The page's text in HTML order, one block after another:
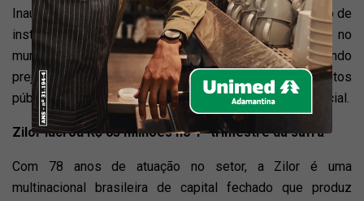
Inaugurada em 1979 durante o Proálcool, com o objetivo de
instalar uma destilaria autônoma de álcool carburante no
município de Lucélia, a Usina Bioenergia vinha registrando
prejuízos desde 2013, segundo descrevem os documentos
públicos que compõem o processo de recuperação judicial.
Zilor lucrou R$ 65 milhões no 1º trimestre da safra
Com 78 anos de atuação no setor, a Zilor é uma
multinacional brasileira de capital fechado que produz